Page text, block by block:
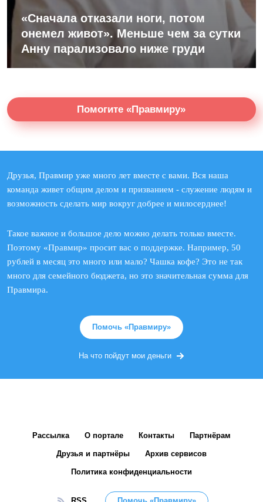
«Сначала отказали ноги, потом
онемел живот». Меньше чем за сутки
Анну парализовало ниже груди
Помогите «Правмиру»
Друзья, Правмир уже много лет вместе с вами. Вся наша
команда живет общим делом и призванием - служение людям и
возможность сделать мир вокруг добрее и милосерднее!
Такое важное и большое дело можно делать только вместе.
Поэтому «Правмир» просит вас о поддержке. Например, 50
рублей в месяц это много или мало? Чашка кофе? Это не так
много для семейного бюджета, но это значительная сумма для
Правмира.
Помочь «Правмиру»
На что пойдут мои деньги
Рассылка О портале Контакты Партнёрам
Друзья и партнёры Архив сервисов
Политика конфиденциальности